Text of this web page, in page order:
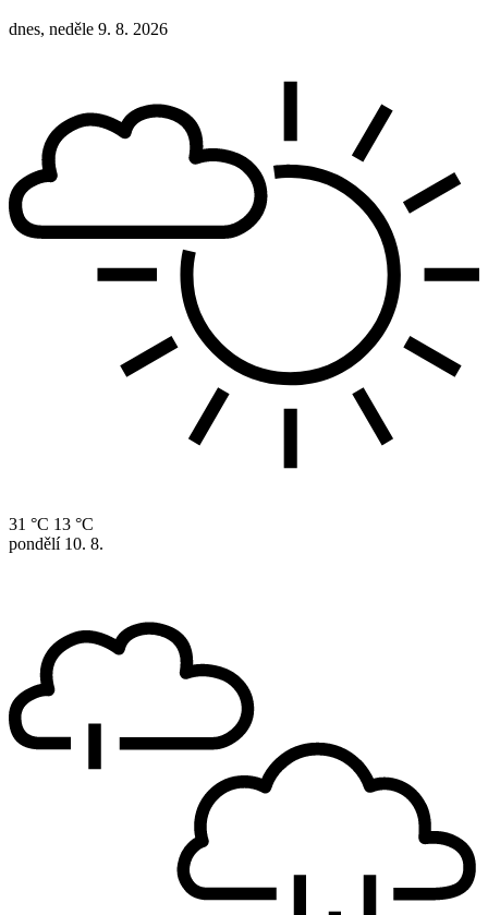
dnes, neděle 9. 8. 2026
31 °C 13 °C
pondělí 10. 8.